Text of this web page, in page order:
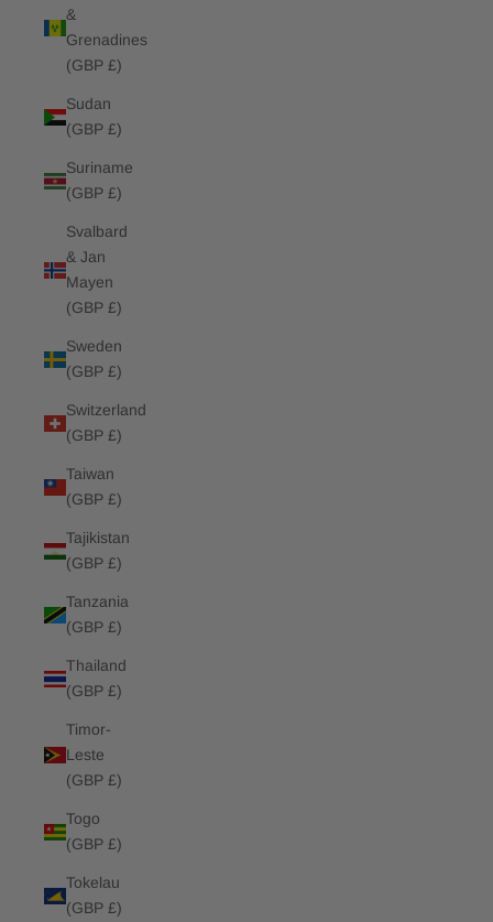
&
Grenadines
(GBP £)
Sudan
(GBP £)
Suriname
(GBP £)
Svalbard
& Jan
Mayen
(GBP £)
Sweden
(GBP £)
Switzerland
(GBP £)
Taiwan
(GBP £)
Tajikistan
(GBP £)
Tanzania
(GBP £)
Thailand
(GBP £)
Timor-
Leste
(GBP £)
Togo
(GBP £)
Tokelau
(GBP £)